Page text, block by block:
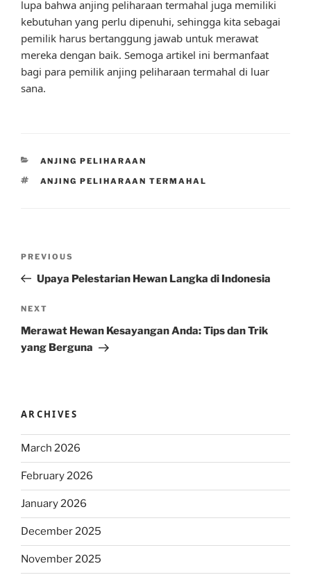
lupa bahwa anjing peliharaan termahal juga memiliki
kebutuhan yang perlu dipenuhi, sehingga kita sebagai
pemilik harus bertanggung jawab untuk merawat
mereka dengan baik. Semoga artikel ini bermanfaat
bagi para pemilik anjing peliharaan termahal di luar
sana.
CATEGORIES
ANJING PELIHARAAN
TAGS
ANJING PELIHARAAN TERMAHAL
Previous
Post
PREVIOUS
Upaya Pelestarian Hewan Langka di Indonesia
Next
Post
NEXT
Merawat Hewan Kesayangan Anda: Tips dan Trik
yang Berguna
ARCHIVES
March 2026
February 2026
January 2026
December 2025
November 2025